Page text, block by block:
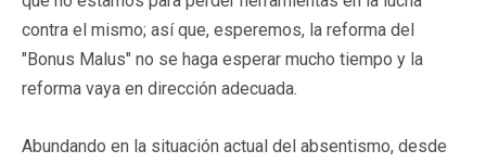
contra el mismo; así que, esperemos, la reforma del
"Bonus Malus" no se haga esperar mucho tiempo y la
reforma vaya en dirección adecuada.
Abundando en la situación actual del absentismo, desde